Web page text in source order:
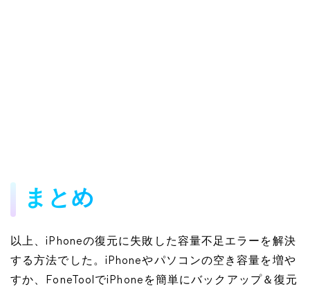
まとめ
以上、iPhoneの復元に失敗した容量不足エラーを解決
する方法でした。iPhoneやパソコンの空き容量を増や
すか、FoneToolでiPhoneを簡単にバックアップ＆復元